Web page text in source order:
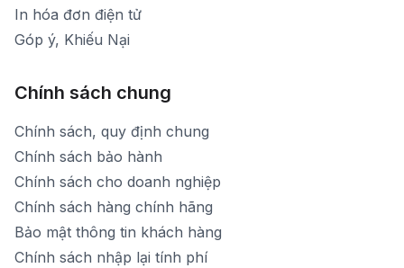
In hóa đơn điện tử
Góp ý, Khiếu Nại
Chính sách chung
Chính sách, quy định chung
Chính sách bảo hành
Chính sách cho doanh nghiệp
Chính sách hàng chính hãng
Bảo mật thông tin khách hàng
Chính sách nhập lại tính phí